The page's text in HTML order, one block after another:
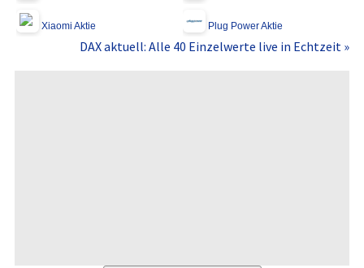
Xiaomi Aktie Plug Power Aktie
DAX aktuell: Alle 40 Einzelwerte live in Echtzeit »